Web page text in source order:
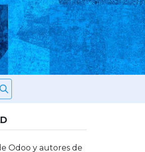
Odoo y autores de